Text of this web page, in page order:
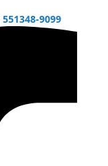
551348-9099